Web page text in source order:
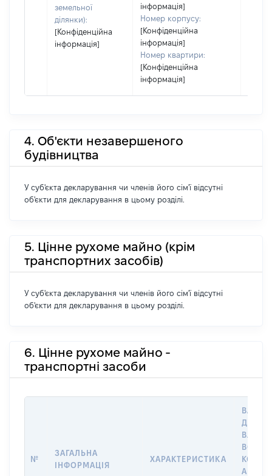
земельної
ділянки):
[Конфіденційна
інформація]
інформація]
Номер корпусу:
[Конфіденційна
інформація]
Номер квартири:
[Конфіденційна
інформація]
4. Об'єкти незавершеного
будівництва
У суб'єкта декларування чи членів його сім'ї відсутні
об'єкти для декларування в цьому розділі.
5. Цінне рухоме майно (крім
транспортних засобів)
У суб'єкта декларування чи членів його сім'ї відсутні
об'єкти для декларування в цьому розділі.
6. Цінне рухоме майно -
транспортні засоби
№
ЗАГАЛЬНА
ІНФОРМАЦІЯ
ХАРАКТЕРИСТИКА
ДАТУ
АБО